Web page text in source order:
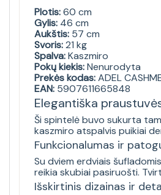
Plotis:60 cm
Gylis: 46 cm
Aukštis: 57 cm
Svoris:21 kg
Spalva:Kaszmiro
Pokų kiekis:Nenurodyta
Prekės kodas:ADEL
EAN: 5907611665848
Elegantiška
Ši spintelė buvo sukurta
kaszmiro atspalvis puikiai
Funkcionalumas ir
Su dviem erdviais
reikia skubiai pasiruošti.
Išskirtinis dizainas ir